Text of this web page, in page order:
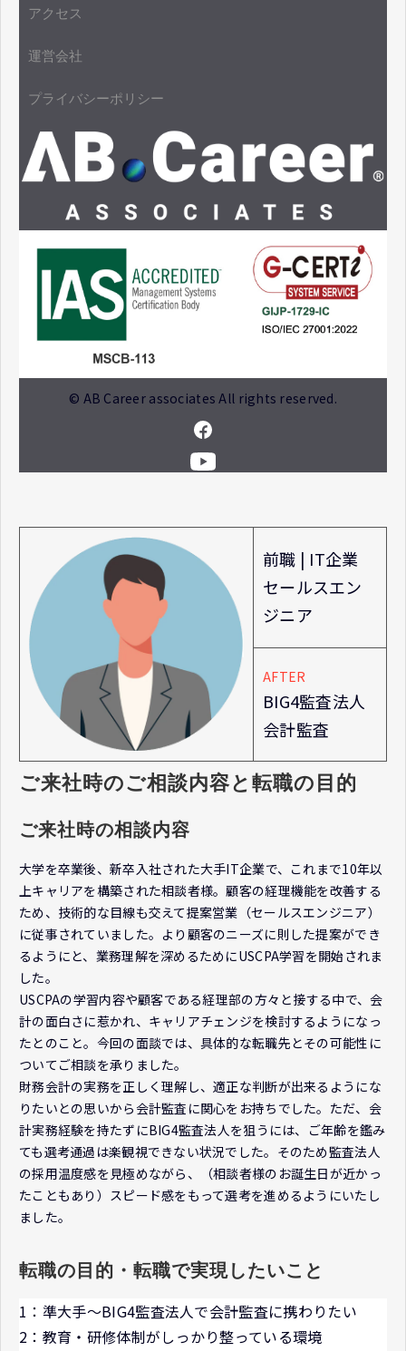
アクセス
運営会社
プライバシーポリシー
© AB Career associates All rights reserved.
前職 | IT企業
セールスエン
ジニア
AFTER
BIG4監査法人
会計監査
ご来社時のご相談内容と転職の目的
ご来社時の相談内容
大学を卒業後、新卒入社された大手IT企業で、これまで10年以
上キャリアを構築された相談者様。顧客の経理機能を改善する
ため、技術的な目線も交えて提案営業（セールスエンジニア）
に従事されていました。より顧客のニーズに則した提案ができ
るようにと、業務理解を深めるためにUSCPA学習を開始されま
した。
USCPAの学習内容や顧客である経理部の方々と接する中で、会
計の面白さに惹かれ、キャリアチェンジを検討するようになっ
たとのこと。今回の面談では、具体的な転職先とその可能性に
ついてご相談を承りました。
財務会計の実務を正しく理解し、適正な判断が出来るようにな
りたいとの思いから会計監査に関心をお持ちでした。ただ、会
計実務経験を持たずにBIG4監査法人を狙うには、ご年齢を鑑み
ても選考通過は楽観視できない状況でした。そのため監査法人
の採用温度感を見極めながら、（相談者様のお誕生日が近かっ
たこともあり）スピード感をもって選考を進めるようにいたし
ました。
転職の目的・転職で実現したいこと
1：準大手～BIG4監査法人で会計監査に携わりたい
2：教育・研修体制がしっかり整っている環境